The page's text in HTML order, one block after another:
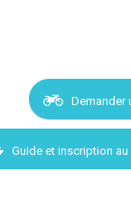
Demander
Guide et inscription